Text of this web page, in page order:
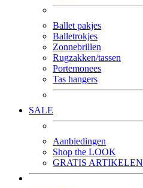
Ballet pakjes
Balletrokjes
Zonnebrillen
Rugzakken/tassen
Portemonees
Tas hangers
SALE
Aanbiedingen
Shop the LOOK
GRATIS ARTIKELEN